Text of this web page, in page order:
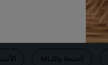
البحث عن مطعم
الصحة واللياقة